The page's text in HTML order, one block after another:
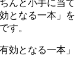
んと小手に当て
となる一本」を
す。
効となる一本」